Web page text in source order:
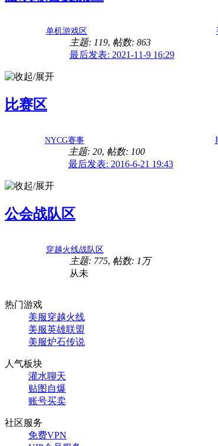
单机游戏区
主题: 119, 帖数: 863
最后发表: 2021-11-9 16:29
比赛区
NYCG赛事
主题: 20, 帖数: 100
最后发表: 2016-6-21 19:43
公会战队区
穿越火线战队区
主题: 775, 帖数: 1万
从未
热门游戏
美服穿越火线
美服英雄联盟
美服炉石传说
人气板块
灌水聊天
贴图自爆
账号买卖
社区服务
免费VPN